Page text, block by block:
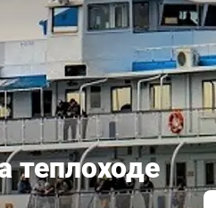
теплоходе